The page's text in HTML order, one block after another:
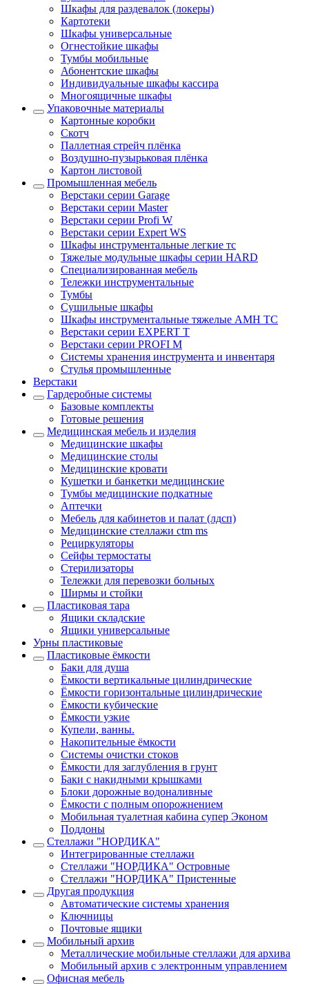
Шкафы для раздевалок (локеры)
Картотеки
Шкафы универсальные
Огнестойкие шкафы
Тумбы мобильные
Абонентские шкафы
Индивидуальные шкафы кассира
Многоящичные шкафы
Упаковочные материалы
Картонные коробки
Скотч
Паллетная стрейч плёнка
Воздушно-пузырьковая плёнка
Картон листовой
Промышленная мебель
Верстаки серии Garage
Верстаки серии Master
Верстаки серии Profi W
Верстаки серии Expert WS
Шкафы инструментальные легкие тс
Тяжелые модульные шкафы серии HARD
Cпециализированная мебель
Тележки инструментальные
Тумбы
Cушильные шкафы
Шкафы инструментальные тяжелые AMH TC
Верстаки серии EXPERT T
Верстаки серии PROFI M
Системы хранения инструмента и инвентаря
Стулья промышленные
Верстаки
Гардеробные системы
Базовые комплекты
Готовые решения
Медицинская мебель и изделия
Медицинские шкафы
Медицинские столы
Медицинские кровати
Кушетки и банкетки медицинские
Тумбы медицинские подкатные
Аптечки
Мебель для кабинетов и палат (лдсп)
Медицинские стеллажи ctm ms
Рециркуляторы
Сейфы термостаты
Стерилизаторы
Тележки для перевозки больных
Ширмы и стойки
Пластиковая тара
Ящики складские
Ящики универсальные
Урны пластиковые
Пластиковые ёмкости
Баки для душа
Ёмкости вертикальные цилиндрические
Ёмкости горизонтальные цилиндрические
Ёмкости кубические
Ёмкости узкие
Купели, ванны.
Накопительные ёмкости
Системы очистки стоков
Ёмкости для заглубления в грунт
Баки с накидными крышками
Блоки дорожные водоналивные
Ёмкости с полным опорожнением
Мобильная туалетная кабина супер Эконом
Поддоны
Стеллажи "НОРДИКА"
Интегрированные стеллажи
Стеллажи "НОРДИКА" Островные
Стеллажи "НОРДИКА" Пристенные
Другая продукция
Автоматические системы хранения
Ключницы
Почтовые ящики
Мобильный архив
Металлические мобильные стеллажи для архива
Мобильный архив с электронным управлением
Офисная мебель